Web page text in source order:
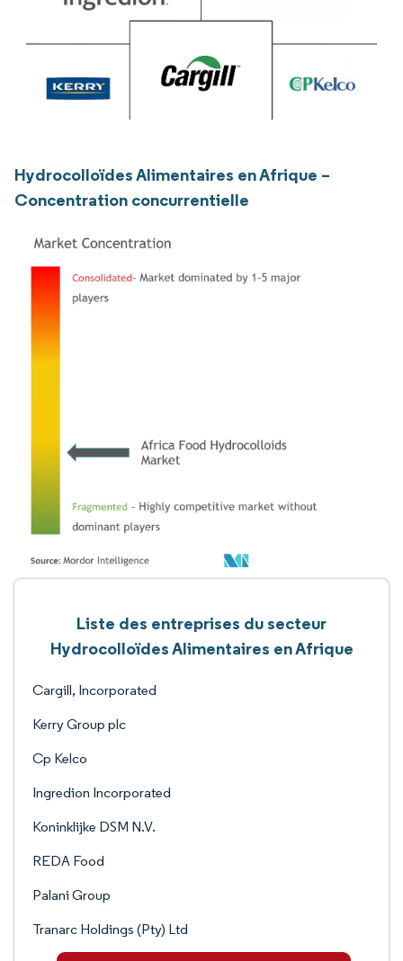
Hydrocolloïdes Alimentaires en Afrique –
Concentration concurrentielle
Liste des entreprises du secteur
Hydrocolloïdes Alimentaires en Afrique
Cargill, Incorporated
Kerry Group plc
Cp Kelco
Ingredion Incorporated
Koninklijke DSM N.V.
REDA Food
Palani Group
Tranarc Holdings (Pty) Ltd